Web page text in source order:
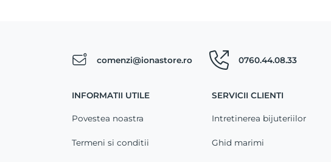
comenzi@ionastore.ro 0760.44.08.33
INFORMATII UTILE
Povestea noastra
Termeni si conditii
SERVICII CLIENTI
Intretinerea bijuteriilor
Ghid marimi